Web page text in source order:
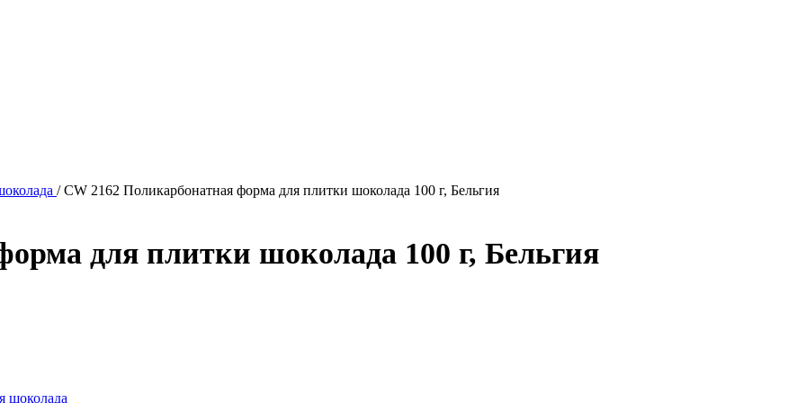
/ CW 2162 Поликарбонатная форма для плитки шоколада 100 г, Бельгия
для плитки шоколада 100 г, Бельгия
шоколада